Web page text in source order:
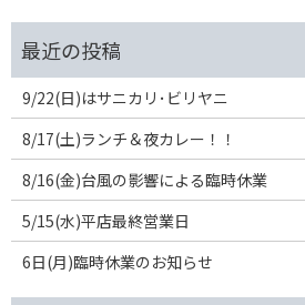
9/22(日)はサニカリ･ビリヤニ
8/17(土)ランチ＆夜カレー！！
8/16(金)台風の影響による臨時休業
5/15(水)平店最終営業日
6日(月)臨時休業のお知らせ